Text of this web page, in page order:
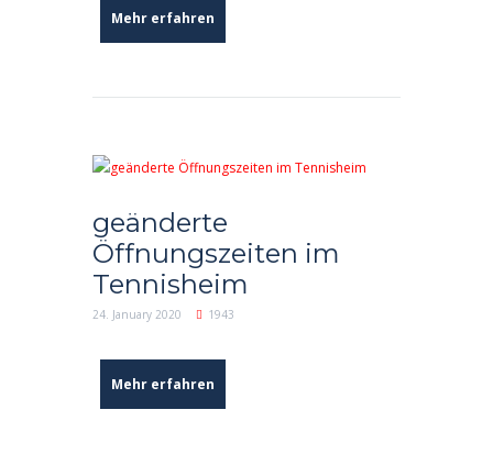
Mehr erfahren
geänderte
Öffnungszeiten im
Tennisheim
24. January 2020 1943
Mehr erfahren